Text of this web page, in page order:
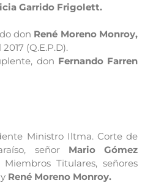
Garrido Frigolett.
don René Moreno Monroy,
(Q.E.P.D).
don Fernando Farren
Ministro Iltma. Corte de
señor Mario Gómez
Titulares, señores
y René Moreno Monroy.